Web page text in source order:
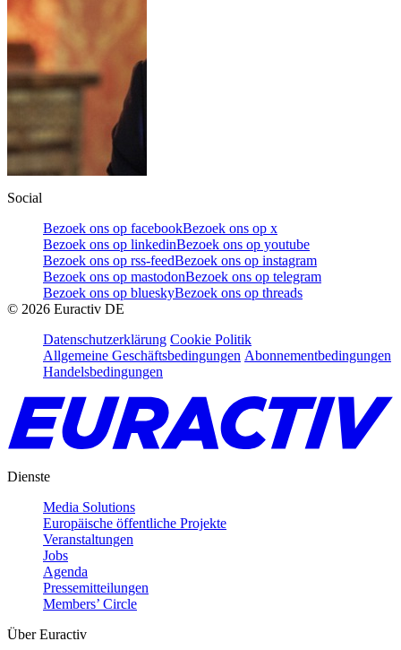
Social
Bezoek ons op facebookBezoek ons op x
Bezoek ons op linkedinBezoek ons op youtube
Bezoek ons op rss-feedBezoek ons op instagram
Bezoek ons op mastodonBezoek ons op telegram
Bezoek ons op blueskyBezoek ons op threads
© 2026 Euractiv DE
Datenschutzerklärung Cookie Politik
Allgemeine Geschäftsbedingungen Abonnementbedingungen
Handelsbedingungen
Dienste
Media Solutions
Europäische öffentliche Projekte
Veranstaltungen
Jobs
Agenda
Pressemitteilungen
Members’ Circle
Über Euractiv